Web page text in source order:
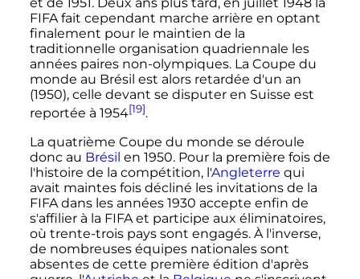
et de 1951. Deux ans plus tard, en juillet 1948 la
FIFA fait cependant marche arrière en optant
finalement pour le maintien de la
traditionnelle organisation quadriennale les
années paires non-olympiques. La Coupe du
monde au Brésil est alors retardée d'un an
(1950), celle devant se disputer en Suisse est
reportée à 1954[19].
La quatrième Coupe du monde se déroule
donc au Brésil en 1950. Pour la première fois de
l'histoire de la compétition, l'Angleterre qui
avait maintes fois décliné les invitations de la
FIFA dans les années 1930 accepte enfin de
s'affilier à la FIFA et participe aux éliminatoires,
où trente-trois pays sont engagés. À l'inverse,
de nombreuses équipes nationales sont
absentes de cette première édition d'après